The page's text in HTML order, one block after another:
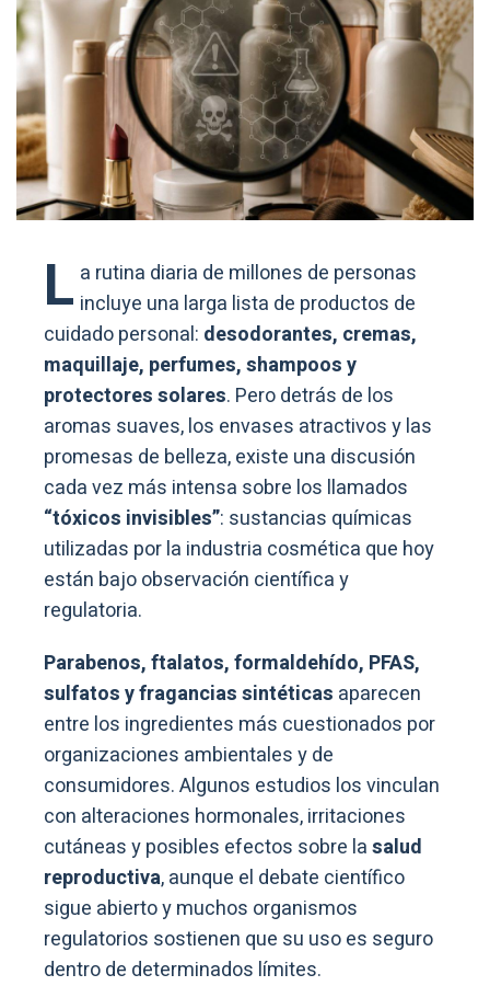
L a rutina diaria de millones de personas
incluye una larga lista de productos de
cuidado personal: desodorantes, cremas,
maquillaje, perfumes, shampoos y
protectores solares. Pero detrás de los
aromas suaves, los envases atractivos y las
promesas de belleza, existe una discusión
cada vez más intensa sobre los llamados
“tóxicos invisibles”: sustancias químicas
utilizadas por la industria cosmética que hoy
están bajo observación científica y
regulatoria.
Parabenos, ftalatos, formaldehído, PFAS,
sulfatos y fragancias sintéticas aparecen
entre los ingredientes más cuestionados por
organizaciones ambientales y de
consumidores. Algunos estudios los vinculan
con alteraciones hormonales, irritaciones
cutáneas y posibles efectos sobre lasalud
reproductiva, aunque el debate científico
sigue abierto y muchos organismos
regulatorios sostienen que su uso es seguro
dentro de determinados límites.